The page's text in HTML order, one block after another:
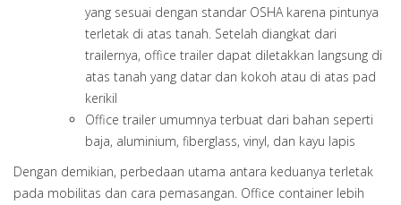
yang sesuai dengan standar OSHA karena pintunya
terletak di atas tanah. Setelah diangkat dari
trailernya, office trailer dapat diletakkan langsung di
atas tanah yang datar dan kokoh atau di atas pad
kerikil
Office trailer umumnya terbuat dari bahan seperti
baja, aluminium, fiberglass, vinyl, dan kayu lapis
Dengan demikian, perbedaan utama antara keduanya terletak
pada mobilitas dan cara pemasangan. Office container lebih